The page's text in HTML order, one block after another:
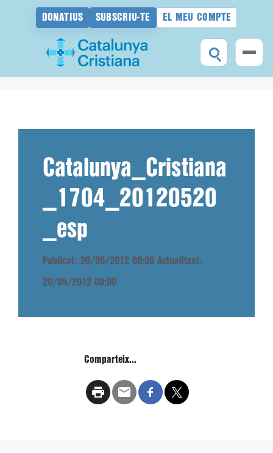
DONATIUS SUBSCRIU-TE EL MEU COMPTE
Catalunya_Cristiana
_1704_20120520
_esp
Publicat: 20/05/2012 00:00 Actualitzat:
20/05/2012 00:00
Comparteix...